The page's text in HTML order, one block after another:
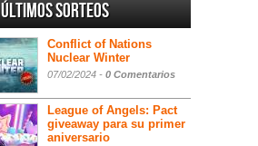
Últimos sorteos
Conflict of Nations
Nuclear Winter
07/02/2024 - 0 Comentarios
League of Angels: Pact
giveaway para su primer
aniversario